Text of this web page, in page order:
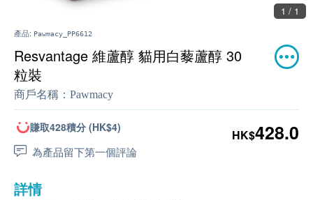
1 / 1
產品: Pawmacy_PP6612
Resvantage 維蘆醇 貓用白藜蘆醇 30
粒裝
商戶名稱： Pawmacy
賺取428積分 (HK$4)
為產品留下第一個評論
HK$428.0
詳情